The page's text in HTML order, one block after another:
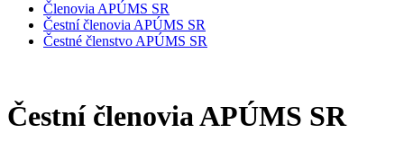
Členovia APÚMS SR
Čestní členovia APÚMS SR
Čestné členstvo APÚMS SR
Čestní členovia APÚMS SR